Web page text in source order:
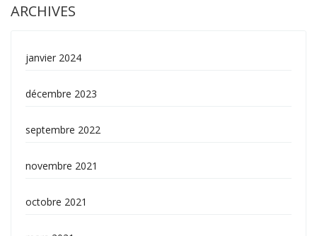
ARCHIVES
janvier 2024
décembre 2023
septembre 2022
novembre 2021
octobre 2021